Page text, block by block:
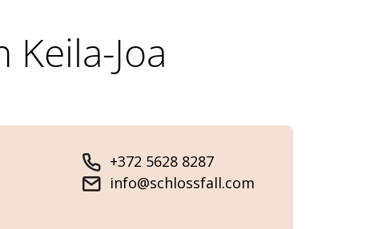
Joa
+372 5628 8287
info@schlossfall.com